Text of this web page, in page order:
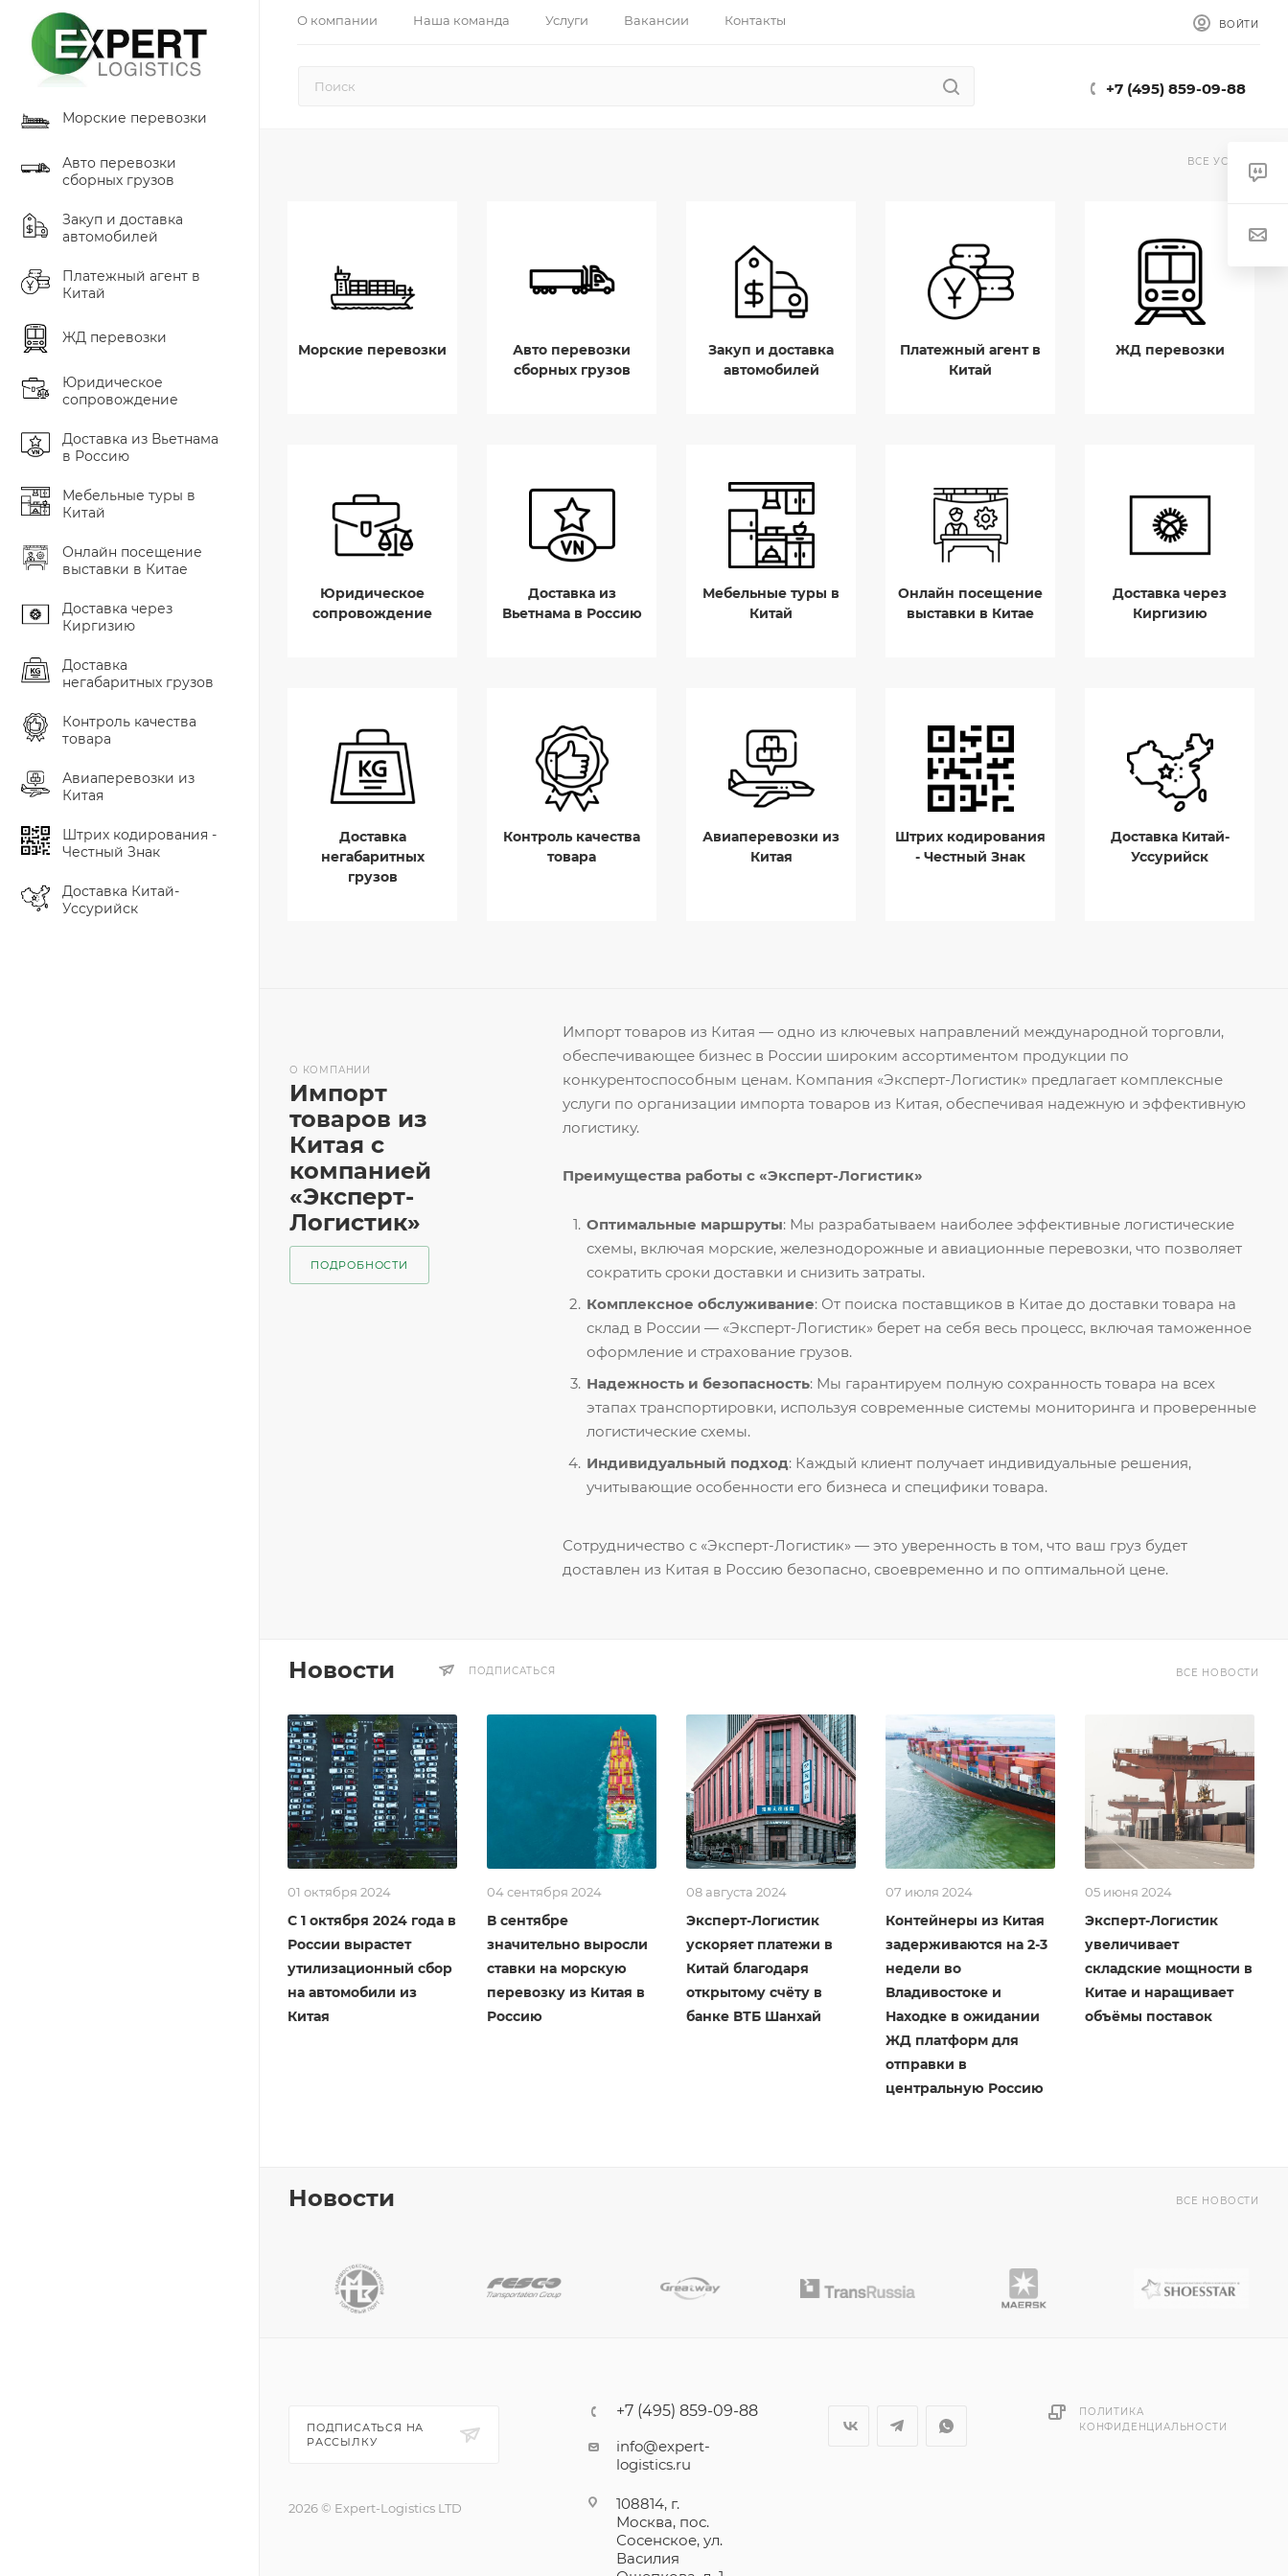
О компании Наша команда Услуги Вакансии Контакты ВОЙТИ
+7 (495) 859-09-88
Морские перевозки
Авто перевозки
сборных грузов
Закуп и доставка
автомобилей
Платежный агент в
Китай
ЖД перевозки
Юридическое
сопровождение
Доставка из Вьетнама
в Россию
Мебельные туры в
Китай
Онлайн посещение
выставки в Китае
Доставка через
Киргизию
Доставка
негабаритных грузов
Контроль качества
товара
Авиаперевозки из
Китая
Штрих кодирования -
Честный Знак
Доставка Китай-
Уссурийск
ВСЕ УСЛУГИ
Морские перевозки
Авто перевозки
сборных грузов
Закуп и доставка
автомобилей
Платежный агент в
Китай
ЖД перевозки
Юридическое
сопровождение
Доставка из
Вьетнама в Россию
Мебельные туры в
Китай
Онлайн посещение
выставки в Китае
Доставка через
Киргизию
Доставка
негабаритных
грузов
Контроль качества
товара
Авиаперевозки из
Китая
Штрих кодирования
- Честный Знак
Доставка Китай-
Уссурийск
Импорт товаров из Китая — одно из ключевых направлений международной торговли,
обеспечивающее бизнес в России широким ассортиментом продукции по
конкурентоспособным ценам. Компания «Эксперт-Логистик» предлагает комплексные
услуги по организации импорта товаров из Китая, обеспечивая надежную и эффективную
логистику.
Преимущества работы с «Эксперт-Логистик»
Оптимальные маршруты: Мы разрабатываем наиболее эффективные логистические
схемы, включая морские, железнодорожные и авиационные перевозки, что позволяет
сократить сроки доставки и снизить затраты.
Комплексное обслуживание: От поиска поставщиков в Китае до доставки товара на
склад в России — «Эксперт-Логистик» берет на себя весь процесс, включая таможенное
оформление и страхование грузов.
Надежность и безопасность: Мы гарантируем полную сохранность товара на всех
этапах транспортировки, используя современные системы мониторинга и проверенные
логистические схемы.
Индивидуальный подход: Каждый клиент получает индивидуальные решения,
учитывающие особенности его бизнеса и специфики товара.
Сотрудничество с «Эксперт-Логистик» — это уверенность в том, что ваш груз будет
доставлен из Китая в Россию безопасно, своевременно и по оптимальной цене.
О КОМПАНИИ
Импорт
товаров из
Китая с
компанией
«Эксперт-
Логистик»
ПОДРОБНОСТИ
Новости ПОДПИСАТЬСЯ ВСЕ НОВОСТИ
01 октября 2024
С 1 октября 2024 года в
России вырастет
утилизационный сбор
на автомобили из
Китая
04 сентября 2024
В сентябре
значительно выросли
ставки на морскую
перевозку из Китая в
Россию
08 августа 2024
Эксперт-Логистик
ускоряет платежи в
Китай благодаря
открытому счёту в
банке ВТБ Шанхай
07 июля 2024
Контейнеры из Китая
задерживаются на 2-3
недели во
Владивостоке и
Находке в ожидании
ЖД платформ для
отправки в
центральную Россию
05 июня 2024
Эксперт-Логистик
увеличивает
складские мощности в
Китае и наращивает
объёмы поставок
Новости ВСЕ НОВОСТИ
ПОДПИСАТЬСЯ НА
РАССЫЛКУ
2026 © Expert-Logistics LTD
+7 (495) 859-09-88
info@expert-
logistics.ru
108814, г.
Москва, пос.
Сосенское, ул.
Василия
ПОЛИТИКА
КОНФИДЕНЦИАЛЬНОСТИ